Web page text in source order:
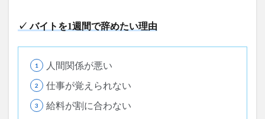
✓ バイトを1週間で辞めたい理由
人間関係が悪い
仕事が覚えられない
給料が割に合わない